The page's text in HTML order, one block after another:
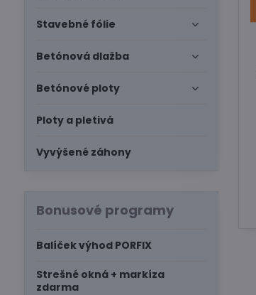
Stavebné fólie
Betónová dlažba
Betónové ploty
Ploty a pletivá
Vyvýšené záhony
Bonusové programy
Balíček výhod PORFIX
Strešné okná + markíza
zdarma